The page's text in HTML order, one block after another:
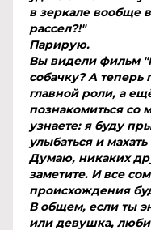
в зеркале вообще
рассел?!"
Парирую.
Вы видели фильм
собачку? А теперь
главной роли, а
познакомиться со
узнаете: я буду
улыбаться и
Думаю, никаких
заметите. И все
происхождения
В общем, если ты
или девушка,